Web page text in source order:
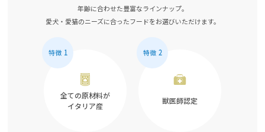
年齢に合わせた豊富なラインナップ。
愛犬・愛猫のニーズに合ったフードをお選びいただけます。
全ての原材料が
イタリア産
獣医師認定